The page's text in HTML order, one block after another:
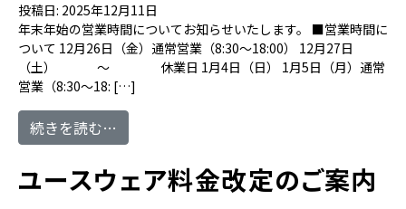
投稿日: 2025年12月11日
年末年始の営業時間についてお知らせいたします。 ■営業時間に
ついて 12月26日（金）通常営業（8:30～18:00） 12月27日
（土） ～ 休業日 1月4日（日） 1月5日（月）通常
営業（8:30～18: […]
続きを読む…
ユースウェア料金改定のご案内